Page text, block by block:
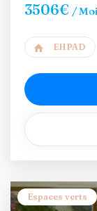
3506€ /
EHPAD
Espaces verts